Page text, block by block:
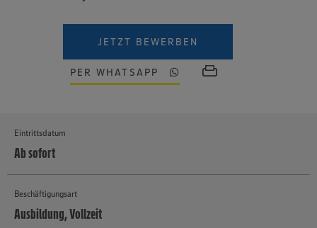
JETZT BEWERBEN
PER WHATSAPP
Eintrittsdatum
Ab sofort
Beschäftigungsart
Ausbildung, Vollzeit